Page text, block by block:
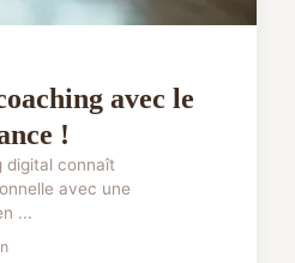
avec le
!
digital connaît
avec une
...